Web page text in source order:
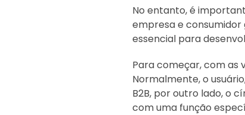
No entanto, é
empresa e consumidor
essencial para
Para começar, com as
Normalmente, o
B2B, por outro lado, o
com uma função